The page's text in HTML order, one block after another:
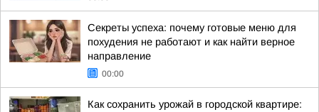
Секреты успеха: почему готовые меню для
похудения не работают и как найти верное
направление
00:00
Как сохранить урожай в городской квартире: